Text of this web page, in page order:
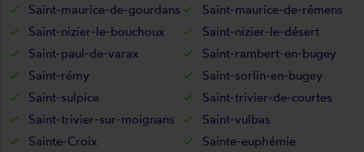
Saint-maurice-de-gourdans
Saint-maurice-de-rémens
Saint-nizier-le-bouchoux
Saint-nizier-le-désert
Saint-paul-de-varax
Saint-rambert-en-bugey
Saint-rémy
Saint-sorlin-en-bugey
Saint-sulpice
Saint-trivier-de-courtes
Saint-trivier-sur-moignans
Saint-vulbas
Sainte-Croix
Sainte-euphémie